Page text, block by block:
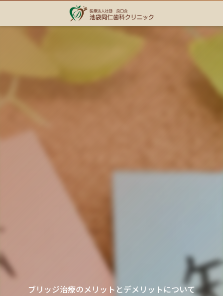
ブリッジ治療のメリットとデメリットについて